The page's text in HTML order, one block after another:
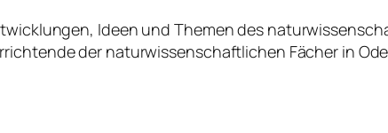
Ideen und Themen des
der naturwissenschaftlichen Fächer in